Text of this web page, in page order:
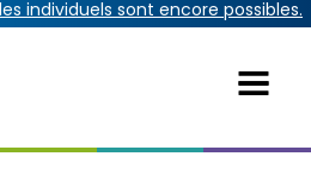
individuels sont encore possibles.